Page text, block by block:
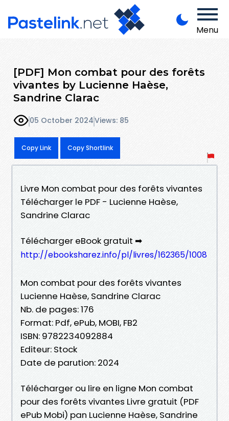
Menu
[PDF] Mon combat pour des forêts
vivantes by Lucienne Haèse,
Sandrine Clarac
05 October 2024Views: 85
Copy Link Copy Shortlink
Livre Mon combat pour des forêts vivantes
Télécharger le PDF - Lucienne Haèse,
Sandrine Clarac
Télécharger eBook gratuit ➡
http://ebooksharez.info/pl/livres/162365/1008
Mon combat pour des forêts vivantes
Lucienne Haèse, Sandrine Clarac
Nb. de pages: 176
Format: Pdf, ePub, MOBI, FB2
ISBN: 9782234092884
Editeur: Stock
Date de parution: 2024
Télécharger ou lire en ligne Mon combat
pour des forêts vivantes Livre gratuit (PDF
ePub Mobi) pan Lucienne Haèse, Sandrine